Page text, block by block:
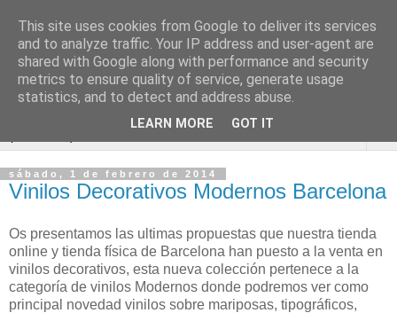
Vinilos Decorativos
Barcelona
sábado, 1 de febrero de 2014
Vinilos Decorativos Modernos Barcelona
Os presentamos las ultimas propuestas que nuestra tienda
online y tienda física de Barcelona han puesto a la venta en
vinilos decorativos, esta nueva colección pertenece a la
categoría de vinilos Modernos donde podremos ver como
principal novedad vinilos sobre mariposas, tipográficos,
This site uses cookies from Google to deliver its services
and to analyze traffic. Your IP address and user-agent are
shared with Google along with performance and security
metrics to ensure quality of service, generate usage
statistics, and to detect and address abuse.
LEARN MORE GOT IT